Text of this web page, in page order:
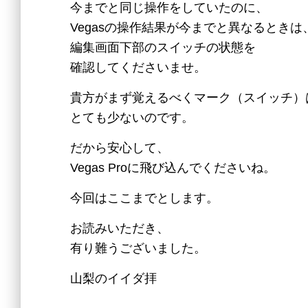
今までと同じ操作をしていたのに、
Vegasの操作結果が今までと異なるときは
編集画面下部のスイッチの状態を
確認してくださいませ。
貴方がまず覚えるべくマーク（スイッチ）
とても少ないのです。
だから安心して、
Vegas Proに飛び込んでくださいね。
今回はここまでとします。
お読みいただき、
有り難うございました。
山梨のイイダ拝